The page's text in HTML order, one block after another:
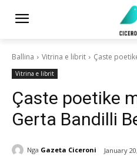
Ballina Vitrina e librit Çaste
Vitrina e librit
Çaste poetike
Gerta Bandilli
Nga Gazeta Ciceroni January